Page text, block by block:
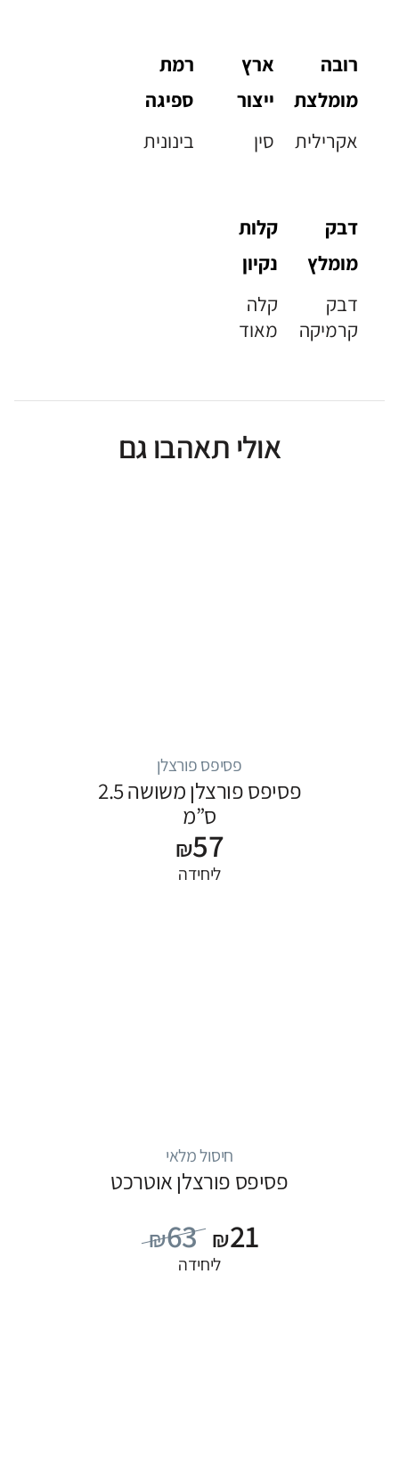
רובה
מומלצת
אקרילית
ארץ
ייצור
סין
רמת
ספיגה
בינונית
דבק
מומלץ
דבק
קרמיקה
קלות
נקיון
קלה
מאוד
אולי תאהבו גם
פסיפס פורצלן
פסיפס פורצלן משושה 2.5
ס”מ
₪57
ליחידה
חיסול מלאי
פסיפס פורצלן אוטרכט
₪63 ₪21
ליחידה